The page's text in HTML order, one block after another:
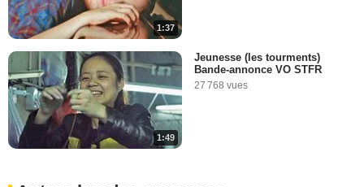
1:37
1:49
Jeunesse (les tourments)
Bande-annonce VO STFR
27 768 vues